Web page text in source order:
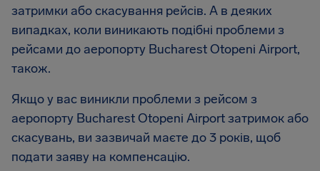
затримки або скасування рейсів. А в деяких
випадках, коли виникають подібні проблеми з
рейсами до аеропорту Bucharest Otopeni Airport,
також.
Якщо у вас виникли проблеми з рейсом з
аеропорту Bucharest Otopeni Airportзатримок або
скасувань, ви зазвичай маєте до 3 років, щоб
подати заяву на компенсацію.